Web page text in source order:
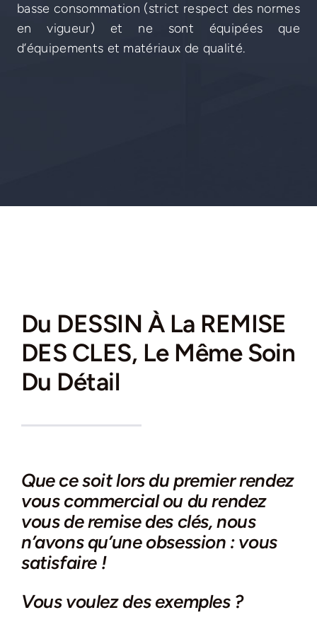
basse consommation (strict respect des normes
en vigueur) et ne sont équipées que
d’équipements et matériaux de qualité.
Du DESSIN À La REMISE
DES CLES, Le Même Soin
Du Détail
Que ce soit lors du premier rendez
vous commercial ou du rendez
vous de remise des clés, nous
n’avons qu’une obsession : vous
satisfaire !
Vous voulez des exemples ?